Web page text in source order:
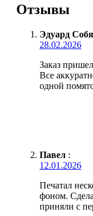
Отзывы
Эдуард
28.02.2026
Заказ
Все
одной
Павел :
12.01.2026
Печатал
фоном.
приняли с